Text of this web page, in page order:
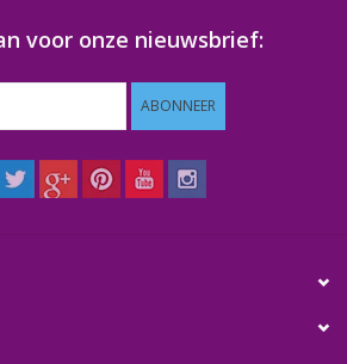
voor onze nieuwsbrief:
ABONNEER